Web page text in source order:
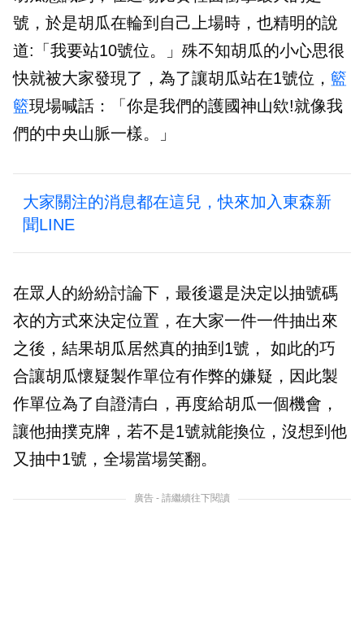
號，於是胡瓜在輪到自己上場時，也精明的說
道:「我要站10號位。」殊不知胡瓜的小心思很
快就被大家發現了，為了讓胡瓜站在1號位， 籃
籃現場喊話：「你是我們的護國神山欸!就像我
們的中央山脈一樣。」
大家關注的消息都在這兒，快來加入東森新
聞LINE
在眾人的紛紛討論下，最後還是決定以抽號碼
衣的方式來決定位置，在大家一件一件抽出來
之後，結果胡瓜居然真的抽到1號， 如此的巧
合讓胡瓜懷疑製作單位有作弊的嫌疑，因此製
作單位為了自證清白，再度給胡瓜一個機會，
讓他抽撲克牌，若不是1號就能換位，沒想到他
又抽中1號，全場當場笑翻。
廣告 - 請繼續往下閱讀